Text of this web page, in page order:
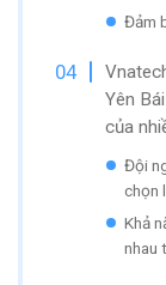
Đảm
Yên
của
Đội
chọn
Khả
nhau